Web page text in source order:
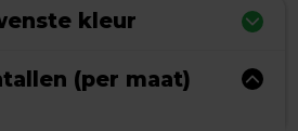
kleur
(per maat)